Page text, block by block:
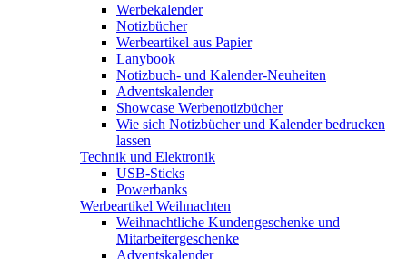
Werbekalender
Notizbücher
Werbeartikel aus Papier
Lanybook
Notizbuch- und Kalender-Neuheiten
Adventskalender
Showcase Werbenotizbücher
Wie sich Notizbücher und Kalender bedrucken
lassen
Technik und Elektronik
USB-Sticks
Powerbanks
Werbeartikel Weihnachten
Weihnachtliche Kundengeschenke und
Mitarbeitergeschenke
Adventskalender